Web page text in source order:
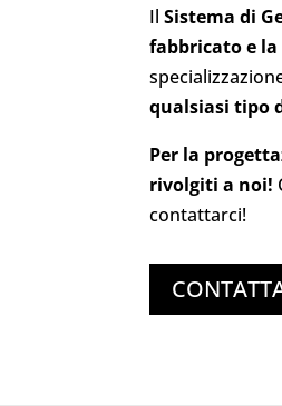
IlSistema di
fabbricato e
qualsiasi tipo
Per la
rivolgiti a noi!
contattarci!